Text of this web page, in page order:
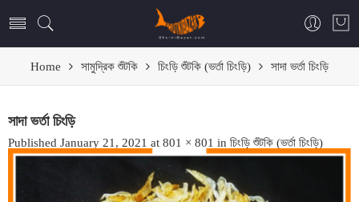
Home সামুদ্রিক শুঁটকি চিংড়ি শুঁটকি (ভর্তা চিংড়ি) সাদা ভর্তা চিংড়ি
সাদা ভর্তা চিংড়ি
Published January 21, 2021 at 801 × 801 in চিংড়ি শুঁটকি (ভর্তা চিংড়ি)